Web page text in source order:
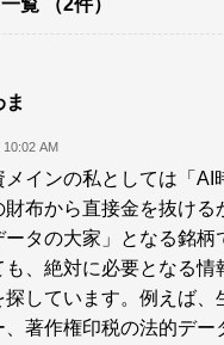
ま
10:02 AM
メインの私としては「AI
財布から直接金を抜ける
ータの大家」となる銘柄
も、絶対に必要となる情
探しています。例えば、
、著作権印税の法的デー